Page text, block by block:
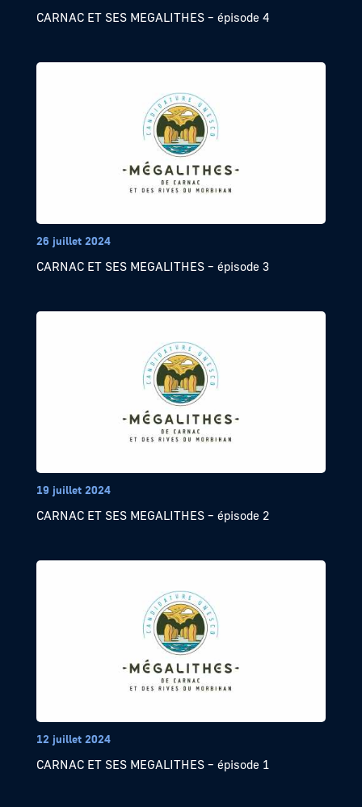
CARNAC ET SES MEGALITHES – épisode 4
26 juillet 2024
CARNAC ET SES MEGALITHES – épisode 3
19 juillet 2024
CARNAC ET SES MEGALITHES – épisode 2
12 juillet 2024
CARNAC ET SES MEGALITHES – épisode 1